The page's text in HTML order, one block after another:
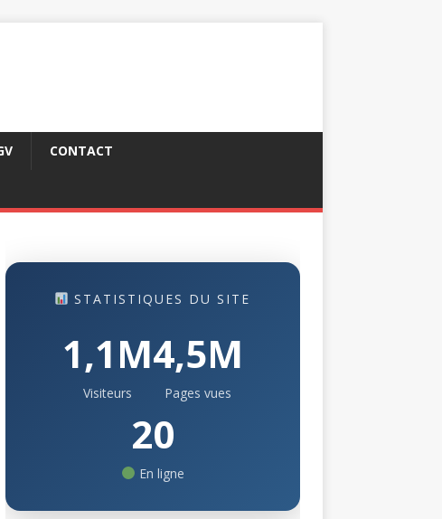
CONTACT
STATISTIQUES DU SITE
1,1M
Visiteurs
4,5M
Pages vues
20
En ligne